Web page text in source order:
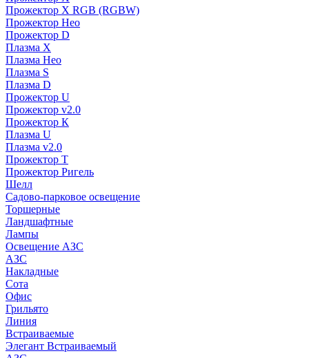
Прожектор Х RGB (RGBW)
Прожектор Нео
Прожектор D
Плазма X
Плазма Нео
Плазма S
Плазма D
Прожектор U
Прожектор v2.0
Прожектор К
Плазма U
Плазма v2.0
Прожектор Т
Прожектор Ригель
Шелл
Садово-парковое освещение
Торшерные
Ландшафтные
Лампы
Освещение АЗС
АЗС
Накладные
Сота
Офис
Грильято
Линия
Встраиваемые
Элегант Встраиваемый